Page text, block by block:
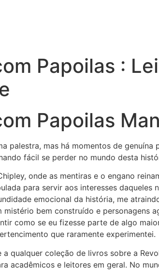
Papoilas :
Papoilas
palestra, mas há momentos de
fácil se perder no mundo desta
onde as mentiras e o engano
para servir aos interesses
emocional da história, me
bem construído e personagens
como se eu fizesse parte de algo
que raramente experimentei.
qualquer coleção de livros sobre a
acadêmicos e leitores em geral. No